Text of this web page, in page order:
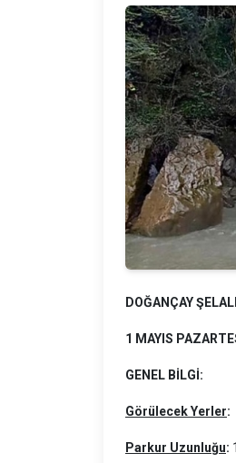
DOĞANÇAY
1 MAYIS
GENEL BİLGİ:
Görülecek Yerler:
Parkur Uzunluğu: